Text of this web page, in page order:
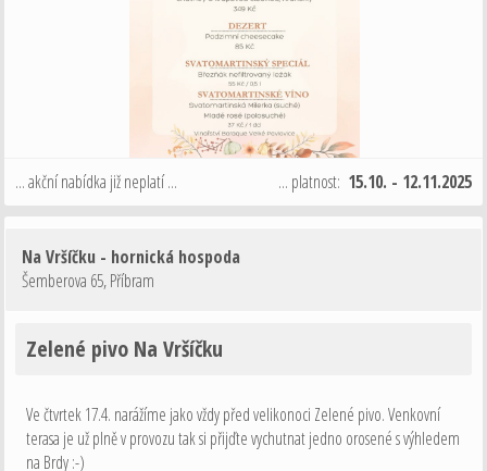
... akční nabídka již neplatí ... ... platnost: 15.10. - 12.11.2025
Na Vršíčku - hornická hospoda
Šemberova 65,Příbram
Zelené pivo Na Vršíčku
Ve čtvrtek 17.4. narážíme jako vždy před velikonoci Zelené pivo. Venkovní
terasa je už plně v provozu tak si přijďte vychutnat jedno orosené s výhledem
na Brdy :-)